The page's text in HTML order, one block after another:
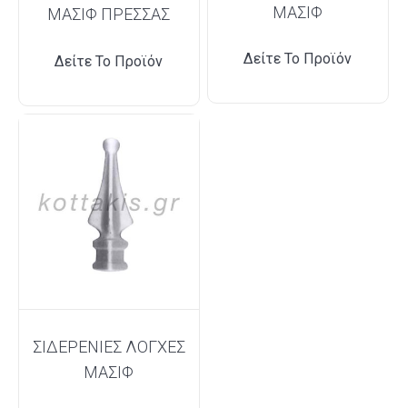
ΜΑΣΙΦ ΠΡΕΣΣΑΣ
Δείτε Το Προϊόν
ΜΑΣΙΦ
Δείτε Το Προϊόν
ΣΙΔΕΡΕΝΙΕΣ ΛΟΓΧΕΣ
ΜΑΣΙΦ